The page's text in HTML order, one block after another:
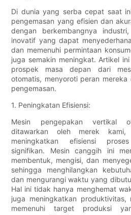
Di dunia yang serba cepat saat
pengemasan yang efisien dan
dengan berkembangnya
inovatif yang dapat
dan memenuhi permintaan
juga semakin meningkat. Artikel
prospek masa depan dari
otomatis, menyoroti peran mereka
pengemasan.
1. Peningkatan Efisiensi:
Mesin pengepakan vertikal
ditawarkan oleh merek
meningkatkan efisiensi
signifikan. Mesin canggih ini
membentuk, mengisi, dan
sehingga menghilangkan
dan mengurangi waktu yang
Hal ini tidak hanya menghemat
juga meningkatkan produktivitas,
memenuhi target produksi